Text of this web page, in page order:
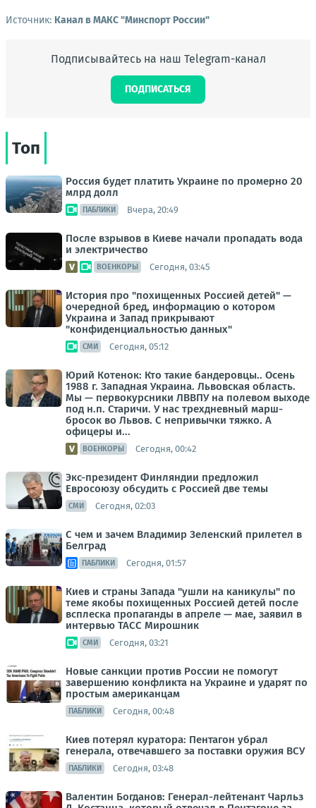
Источник: Канал в МАКС "Минспорт России"
Подписывайтесь на наш Telegram-канал
ПОДПИСАТЬСЯ
Топ
Россия будет платить Украине по промерно 20
млрд долл
ПАБЛИКИ Вчера, 20:49
После взрывов в Киеве начали пропадать вода
и электричество
ВОЕНКОРЫ Сегодня, 03:45
История про "похищенных Россией детей" —
очередной бред, информацию о котором
Украина и Запад прикрывают
"конфиденциальностью данных"
СМИ Сегодня, 05:12
Юрий Котенок: Кто такие бандеровцы.. Осень
1988 г. Западная Украина. Львовская область.
Мы — первокурсники ЛВВПУ на полевом выходе
под н.п. Старичи. У нас трехдневный марш-
бросок во Львов. С непривычки тяжко. А
офицеры и...
ВОЕНКОРЫ Сегодня, 00:42
Экс-президент Финляндии предложил
Евросоюзу обсудить с Россией две темы
СМИ Сегодня, 02:03
С чем и зачем Владимир Зеленский прилетел в
Белград
ПАБЛИКИ Сегодня, 01:57
Киев и страны Запада "ушли на каникулы" по
теме якобы похищенных Россией детей после
всплеска пропаганды в апреле — мае, заявил в
интервью ТАСС Мирошник
СМИ Сегодня, 03:21
Новые санкции против России не помогут
завершению конфликта на Украине и ударят по
простым американцам
ПАБЛИКИ Сегодня, 00:48
Киев потерял куратора: Пентагон убрал
генерала, отвечавшего за поставки оружия ВСУ
ПАБЛИКИ Сегодня, 03:48
Валентин Богданов: Генерал-лейтенант Чарльз